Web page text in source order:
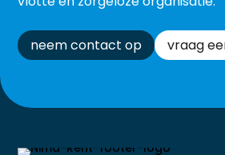
neem contact op vraag